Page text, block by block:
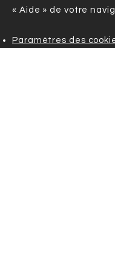
« Aide » de votre
Paramètres des